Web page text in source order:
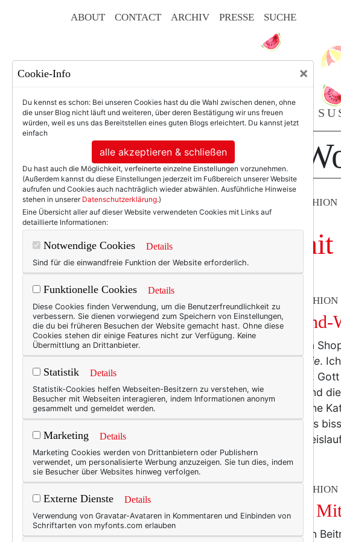
ABOUT CONTACT ARCHIV PRESSE SUCHE
For
BEAUTY & FASHION
Einträge
BEAUTY & FASHION
Wenn es einen
Anthrophologie.
von Vintage ...
klein. Dafür sind
schweigen. Eine
muss ich ja das
BEAUTY & FASHION
Mode am
Hatte ich einen
Cookie-Info ×
Du kennst es schon: Bei unseren Cookies hast du die Wahl zwischen denen, ohne
die unser Blog nicht läuft und weiteren, über deren Bestätigung wir uns freuen
würden, weil es uns das Bereitstellen eines guten Blogs erleichtert. Du kannst jetzt
einfach
alle akzeptieren & schließen
Du hast auch die Möglichkeit, verfeinerte einzelne Einstellungen vorzunehmen.
(Außerdem kannst du diese Einstellungen jederzeit im Fußbereich unserer Website
aufrufen und Cookies auch nachträglich wieder abwählen. Ausführliche Hinweise
stehen in unserer Datenschutzerklärung.)
Eine Übersicht aller auf dieser Website verwendeten Cookies mit Links auf
detaillierte Informationen:
Notwendige Cookies Details
Sind für die einwandfreie Funktion der Website erforderlich.
Funktionelle Cookies Details
Diese Cookies finden Verwendung, um die Benutzerfreundlichkeit zu
verbessern. Sie dienen vorwiegend zum Speichern von Einstellungen,
die du bei früheren Besuchen der Website gemacht hast. Ohne diese
Cookies stehen dir einige Features nicht zur Verfügung. Keine
Übermittlung an Drittanbieter.
Statistik Details
Statistik-Cookies helfen Webseiten-Besitzern zu verstehen, wie
Besucher mit Webseiten interagieren, indem Informationen anonym
gesammelt und gemeldet werden.
Marketing Details
Marketing Cookies werden von Drittanbietern oder Publishern
verwendet, um personalisierte Werbung anzuzeigen. Sie tun dies, indem
sie Besucher über Websites hinweg verfolgen.
Externe Dienste Details
Verwendung von Gravatar-Avataren in Kommentaren und Einbinden von
Schriftarten von myfonts.com erlauben